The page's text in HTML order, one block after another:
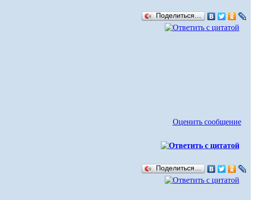
Поделиться…
Оценить сообщение
Поделиться…